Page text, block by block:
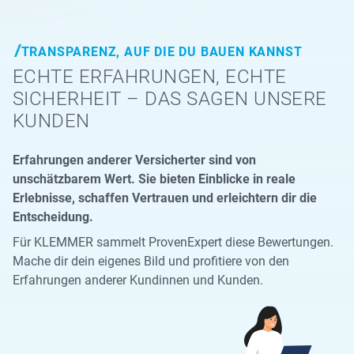
TRANSPARENZ, AUF DIE DU BAUEN KANNST
ECHTE ERFAHRUNGEN, ECHTE
SICHERHEIT – DAS SAGEN UNSERE
KUNDEN
Erfahrungen anderer Versicherter sind von
unschätzbarem Wert. Sie bieten Einblicke in reale
Erlebnisse, schaffen Vertrauen und erleichtern dir die
Entscheidung.
Für KLEMMER sammelt ProvenExpert diese Bewertungen.
Mache dir dein eigenes Bild und profitiere von den
Erfahrungen anderer Kundinnen und Kunden.